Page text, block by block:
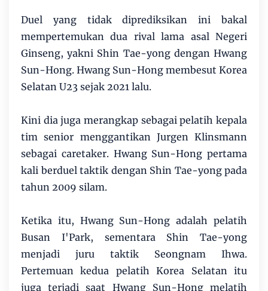
Duel yang tidak diprediksikan ini bakal
mempertemukan dua rival lama asal Negeri
Ginseng, yakni Shin Tae-yong dengan Hwang
Sun-Hong. Hwang Sun-Hong membesut Korea
Selatan U23 sejak 2021 lalu.
Kini dia juga merangkap sebagai pelatih kepala
tim senior menggantikan Jurgen Klinsmann
sebagai caretaker. Hwang Sun-Hong pertama
kali berduel taktik dengan Shin Tae-yong pada
tahun 2009 silam.
Ketika itu, Hwang Sun-Hong adalah pelatih
Busan I'Park, sementara Shin Tae-yong
menjadi juru taktik Seongnam Ihwa.
Pertemuan kedua pelatih Korea Selatan itu
juga terjadi saat Hwang Sun-Hong melatih